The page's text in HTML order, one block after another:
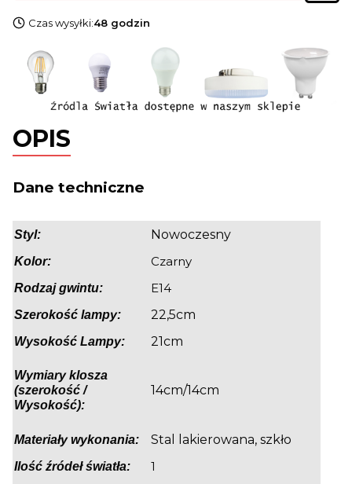
Czas wysyłki:48 godzin
OPIS
Dane techniczne
Styl: Nowoczesny
Kolor: Czarny
Rodzaj gwintu: E14
Szerokość lampy: 22,5cm
Wysokość Lampy: 21cm
Wymiary klosza
(szerokość /
Wysokość):
14cm/14cm
Materiały wykonania: Stal lakierowana, szkło
Ilość źródeł światła: 1